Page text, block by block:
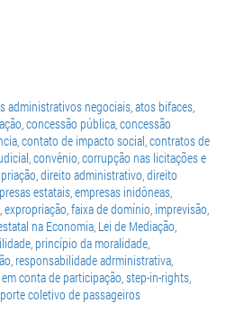
administrativos negociais,atos bifaces,
,concessão pública,concessão
,contato de impacto social,contratos de
,convênio,corrupção nas licitações e
,direito administrativo,direito
estatais,empresas inidôneas,
,expropriação,faixa de domínio, imprevisão,
na Economia, Lei de Mediação,
, princípio da moralidade,
, responsabilidade adrministrativa,
conta de participação,step-in-rights,
coletivo de passageiros